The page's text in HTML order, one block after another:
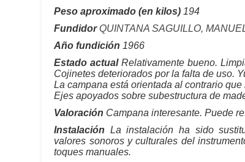
Peso aproximado (en kilos) 194
Fundidor QUINTANA SAGUILLO,
Año fundición 1966
Estado actualRelativamente bueno.
Cojinetes deteriorados por la falta de uso.
La campana está orientada al contrario
Ejes apoyados sobre subestructura de
Valoración Campana interesante. Puede
Instalación La instalación ha sido
valores sonoros y culturales del
toques manuales.